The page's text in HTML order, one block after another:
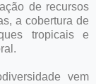
de recursos
a cobertura de
tropicais e
vem